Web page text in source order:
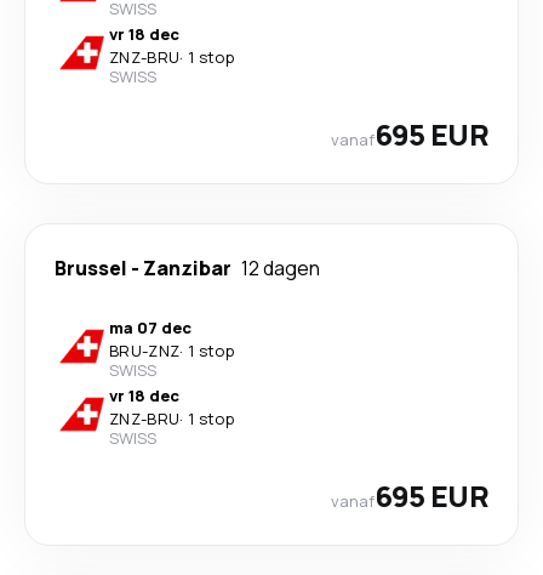
SWISS
vr 18 dec
ZNZ-BRU· 1 stop
SWISS
vanaf695 EUR
Brussel - Zanzibar 12 dagen
ma 07 dec
BRU-ZNZ· 1 stop
SWISS
vr 18 dec
ZNZ-BRU· 1 stop
SWISS
vanaf695 EUR